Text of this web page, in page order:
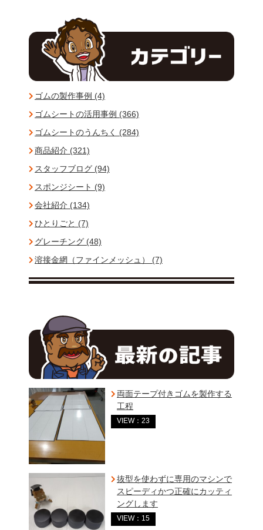
ゴムの製作事例 (4)
ゴムシートの活用事例 (366)
ゴムシートのうんちく (284)
商品紹介 (321)
スタッフブログ (94)
スポンジシート (9)
会社紹介 (134)
ひとりごと (7)
グレーチング (48)
溶接金網（ファインメッシュ） (7)
両面テープ付きゴムを製作する
工程
VIEW：23
抜型を使わずに専用のマシンで
スピーディかつ正確にカッティ
ングします
VIEW：15